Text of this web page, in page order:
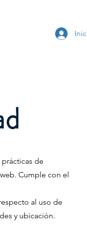
de
Cumple con el
al uso de
y ubicación.